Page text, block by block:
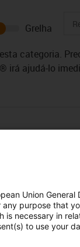
Grelha
categoria.
irá ajudá-lo
e prazo
Union General
any purpose that
necessary in
to use your